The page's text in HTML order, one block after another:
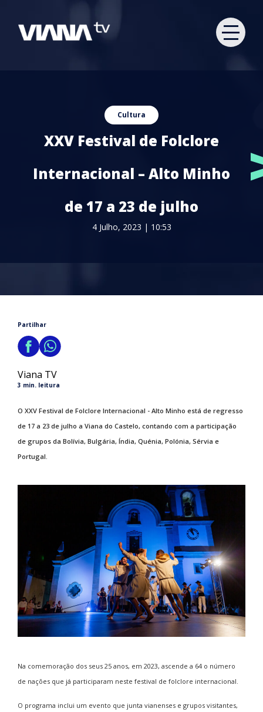
Cultura
XXV Festival de Folclore
Internacional – Alto Minho
de 17 a 23 de julho
4 Julho, 2023 | 10:53
Partilhar
Viana TV
3 min. leitura
O XXV Festival de Folclore Internacional - Alto Minho está de regresso
de 17 a 23 de julho a Viana do Castelo, contando com a participação
de grupos da Bolívia, Bulgária, Índia, Quénia, Polónia, Sérvia e
Portugal.
Na comemoração dos seus 25 anos, em 2023, ascende a 64 o número
de nações que já participaram neste festival de folclore internacional.
O programa inclui um evento que junta vianenses e grupos visitantes,